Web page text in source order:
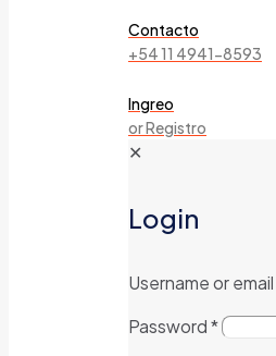
Contacto
+54 11 4941-8593
Ingreo
or Registro
✕
Login
Username or email
Password*